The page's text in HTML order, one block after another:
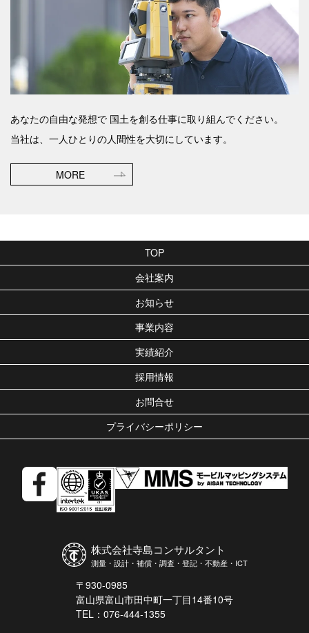
あなたの自由な発想で 国土を創る仕事に取り組んでください。
当社は、一人ひとりの人間性を大切にしています。
MORE
株式会社寺島コンサルタント
測量・設計・補償・調査・登記・不動産・ICT
〒930-0985
富山県富山市田中町一丁目14番10号
TEL：076-444-1355
TOP
会社案内
お知らせ
事業内容
実績紹介
採用情報
お問合せ
プライバシーポリシー